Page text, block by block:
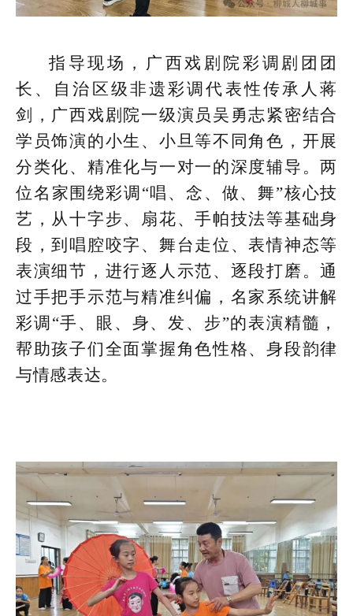
指导现场，广西戏剧院彩调剧团团
长、自治区级非遗彩调代表性传承人蒋
剑，广西戏剧院一级演员吴勇志紧密结合
学员饰演的小生、小旦等不同角色，开展
分类化、精准化与一对一的深度辅导。两
位名家围绕彩调“唱、念、做、舞”核心技
艺，从十字步、扇花、手帕技法等基础身
段，到唱腔咬字、舞台走位、表情神态等
表演细节，进行逐人示范、逐段打磨。通
过手把手示范与精准纠偏，名家系统讲解
彩调“手、眼、身、发、步”的表演精髓，
帮助孩子们全面掌握角色性格、身段韵律
与情感表达。